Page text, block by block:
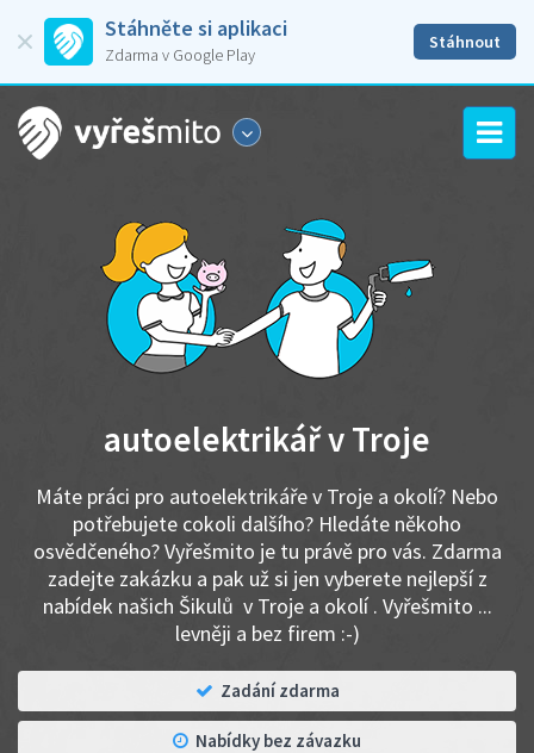
Stáhněte si aplikaci
Zdarma v Google Play
Stáhnout
autoelektrikář v Troje
Máte práci pro autoelektrikáře v Troje a okolí? Nebo
potřebujete cokoli dalšího? Hledáte někoho
osvědčeného? Vyřešmito je tu právě pro vás. Zdarma
zadejte zakázku a pak už si jen vyberete nejlepší z
nabídek našich Šikulů v Troje a okolí . Vyřešmito ...
levněji a bez firem :-)
Zadání zdarma
Nabídky bez závazku